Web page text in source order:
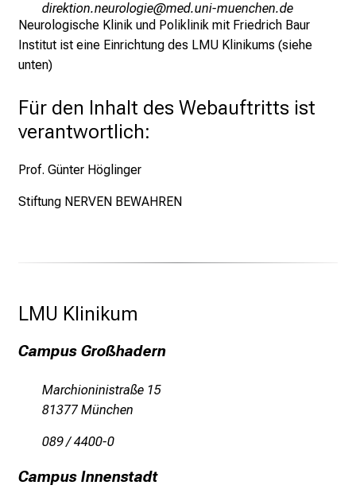
mlpioblüu,tuifpüäüxli
vim ful_vfiuayziu/mi
Neurologische Klinik und Poliklinik mit Friedrich Baur
Institut ist eine Einrichtung des LMU Klinikums (siehe
unten)
Für den Inhalt des Webauftritts ist
verantwortlich:
Prof. Günter Höglinger
Stiftung NERVEN BEWAHREN
LMU Klinikum
Campus Großhadern
Marchioninistraße 15
81377 München
089 / 4400-0
Campus Innenstadt